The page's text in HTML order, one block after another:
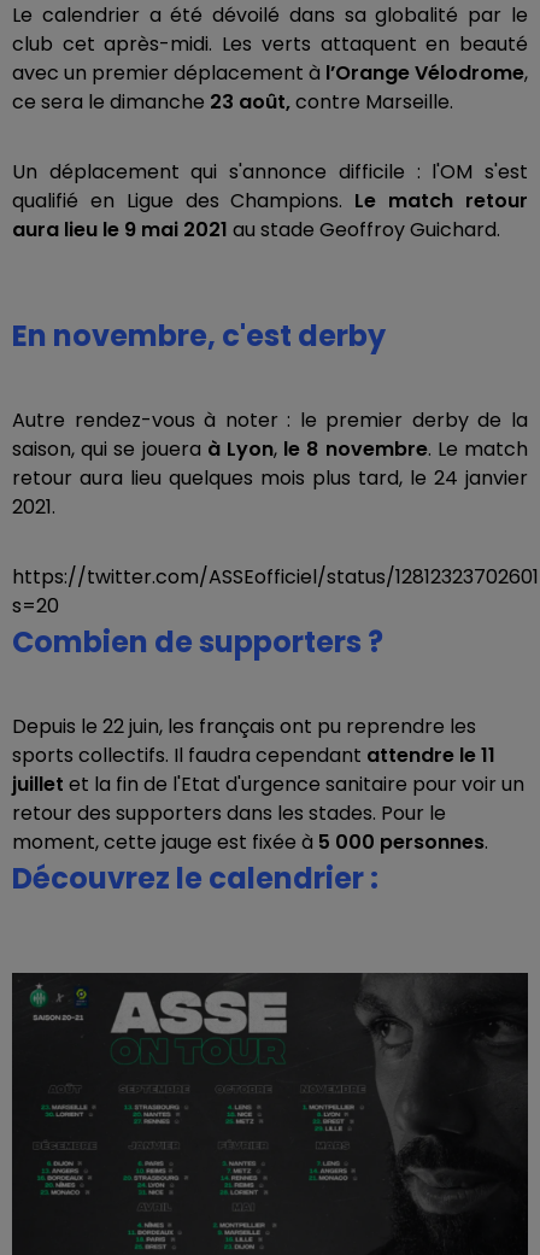
Le calendrier a été dévoilé dans sa globalité par le
club cet après-midi. Les verts attaquent en beauté
avec un premier déplacement à l’Orange Vélodrome,
ce sera le dimanche 23 août,contre Marseille.
Un déplacement qui s'annonce difficile : l'OM s'est
qualifié en Ligue des Champions. Le match retour
aura lieu le 9 mai 2021 au stade Geoffroy Guichard.
En novembre, c'est derby
Autre rendez-vous à noter : le premier derby de la
saison, qui se jouera à Lyon, le 8 novembre. Le match
retour aura lieu quelques mois plus tard, le 24 janvier
2021.
https://twitter.com/ASSEofficiel/status/
s=20
Combien de supporters ?
Depuis le 22 juin, les français ont pu reprendre les
sports collectifs. Il faudra cependant attendre le 11
juillet et la fin de l'Etat d'urgence sanitaire pour voir un
retour des supporters dans les stades. Pour le
moment, cette jauge est fixée à 5 000 personnes.
Découvrez le calendrier :